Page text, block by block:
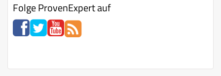
Folge ProvenExpert auf